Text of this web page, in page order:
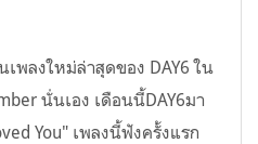
พลงใหม่ล่าสุดของ DAY6 ใน
นั่นเอง เดือนนี้DAY6มา
You" เพลงนี้ฟังครั้งแรก